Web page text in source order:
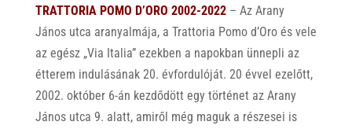
TRATTORIA POMO D’ORO 2002-2022– Az Arany
János utca aranyalmája, a Trattoria Pomo d’Oro és vele
az egész „Via Italia” ezekben a napokban ünnepli az
étterem indulásának 20. évfordulóját. 20 évvel ezelőtt,
2002. október 6-án kezdődött egy történet az Arany
János utca 9. alatt, amiről még maguk a részesei is